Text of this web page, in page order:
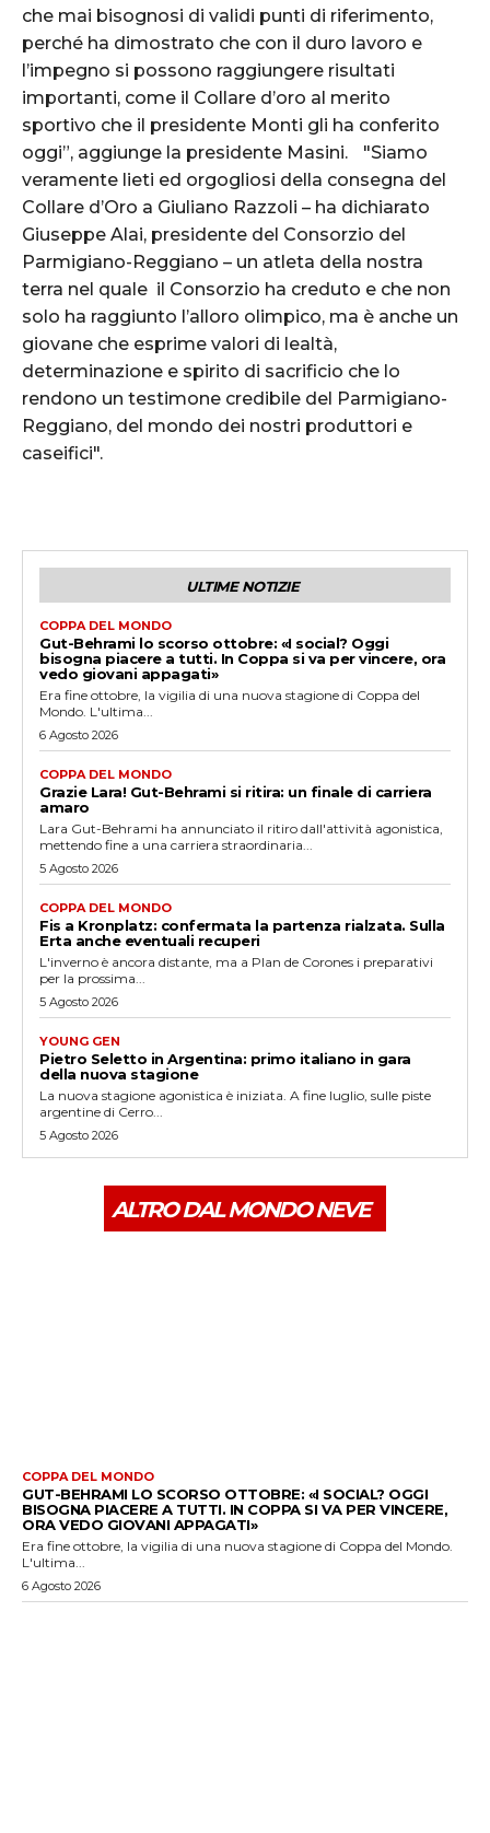
che mai bisognosi di validi punti di riferimento,
perché ha dimostrato che con il duro lavoro e
l’impegno si possono raggiungere risultati
importanti, come il Collare d’oro al merito
sportivo che il presidente Monti gli ha conferito
oggi”, aggiunge la presidente Masini. "Siamo
veramente lieti ed orgogliosi della consegna del
Collare d’Oro a Giuliano Razzoli – ha dichiarato
Giuseppe Alai, presidente del Consorzio del
Parmigiano-Reggiano – un atleta della nostra
terra nel quale il Consorzio ha creduto e che non
solo ha raggiunto l’alloro olimpico, ma è anche un
giovane che esprime valori di lealtà,
determinazione e spirito di sacrificio che lo
rendono un testimone credibile del Parmigiano-
Reggiano, del mondo dei nostri produttori e
caseifici".
ULTIME NOTIZIE
COPPA DEL MONDO
Gut-Behrami lo scorso ottobre: «I social? Oggi
bisogna piacere a tutti. In Coppa si va per vincere, ora
vedo giovani appagati»
Era fine ottobre, la vigilia di una nuova stagione di Coppa del
Mondo. L'ultima...
6 Agosto 2026
COPPA DEL MONDO
Grazie Lara! Gut-Behrami si ritira: un finale di carriera
amaro
Lara Gut-Behrami ha annunciato il ritiro dall'attività agonistica,
mettendo fine a una carriera straordinaria...
5 Agosto 2026
COPPA DEL MONDO
Fis a Kronplatz: confermata la partenza rialzata. Sulla
Erta anche eventuali recuperi
L'inverno è ancora distante, ma a Plan de Corones i preparativi
per la prossima...
5 Agosto 2026
YOUNG GEN
Pietro Seletto in Argentina: primo italiano in gara
della nuova stagione
La nuova stagione agonistica è iniziata. A fine luglio, sulle piste
argentine di Cerro...
5 Agosto 2026
ALTRO DAL MONDO NEVE
COPPA DEL MONDO
GUT-BEHRAMI LO SCORSO OTTOBRE: «I SOCIAL? OGGI
BISOGNA PIACERE A TUTTI. IN COPPA SI VA PER VINCERE,
ORA VEDO GIOVANI APPAGATI»
Era fine ottobre, la vigilia di una nuova stagione di Coppa del Mondo.
L'ultima...
6 Agosto 2026